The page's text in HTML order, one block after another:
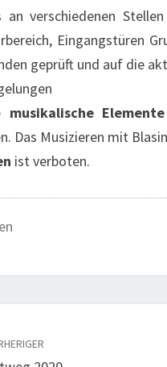
an verschiedenen
Eingangstüren
geprüft und auf die
musikalische Elemente
Das Musizieren mit
ist verboten.